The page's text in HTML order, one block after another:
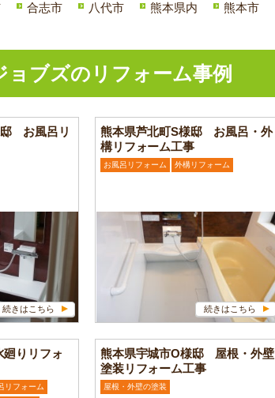
合志市 八代市 熊本県内 熊本市
ョブズのリフォーム事例
邸 お風呂リ
続きはこちら
熊本県芦北町S様邸 お風呂・外
構リフォーム工事
お風呂リフォーム 外構リフォーム
続きはこちら
りリフォ
リフォーム
熊本県宇城市O様邸 屋根・外壁
塗装リフォーム工事
屋根・外壁の塗装